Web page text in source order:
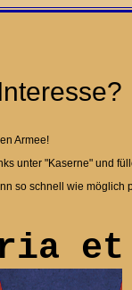
Armee!
unter "Kaserne" und
so schnell wie möglich